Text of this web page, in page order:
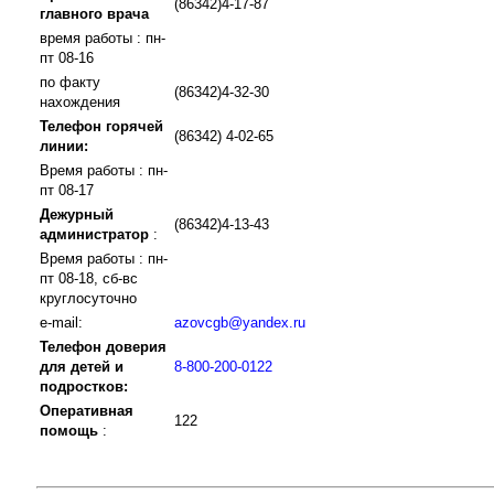
главного врача
(86342)4-17-87
время работы : пн-
пт 08-16
по факту
нахождения
(86342)4-32-30
Телефон горячей
линии:
(86342) 4-02-65
Время работы : пн-
пт 08-17
Дежурный
администратор :
(86342)4-13-43
Время работы : пн-
пт 08-18, сб-вс
круглосуточно
e-mail:
azovcgb@yandex.ru
Телефон доверия
для детей и
подростков:
8-800-200-0122
Оперативная
помощь :
122